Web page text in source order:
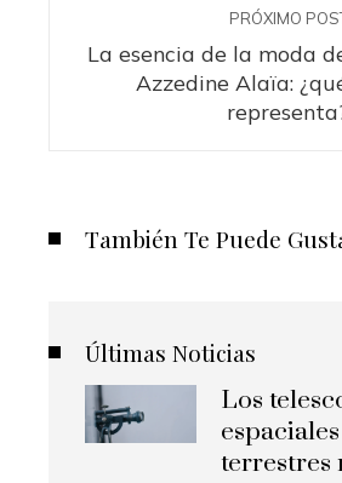
PRÓXIMO
La esencia de la moda
Azzedine Alaïa:
También Te Puede
Últimas Noticias
Los
terrestres